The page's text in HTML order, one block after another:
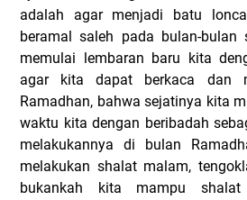
adalah agar menjadi batu
beramal saleh pada bulan-bulan
memulai lembaran baru kita
agar kita dapat berkaca dan
Ramadhan, bahwa sejatinya kita
waktu kita dengan beribadah
melakukannya di bulan
melakukan shalat malam,
bukankah kita mampu